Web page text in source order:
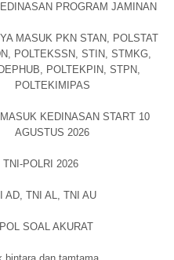
PROGRAM JAMINAN
MASUK PKN STAN, POLSTAT
POLTEKSSN, STIN, STMKG,
POLTEKPIN, STPN,
POLTEKIMIPAS
KEDINASAN START 10
AGUSTUS 2026
POLRI 2026
AD, TNI AL, TNI AU
SOAL AKURAT